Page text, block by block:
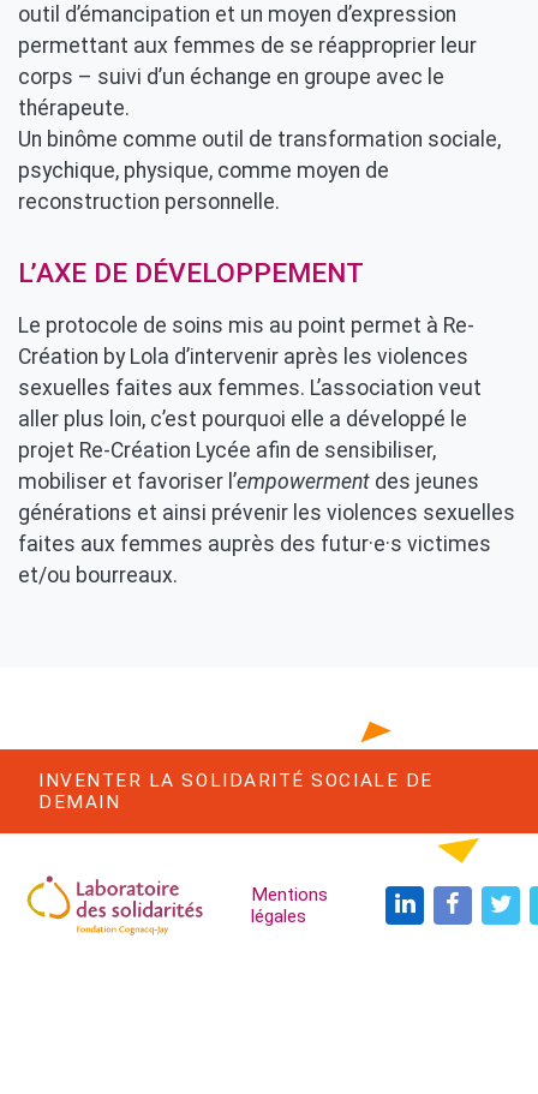
outil d’émancipation et un moyen d’expression
permettant aux femmes de se réapproprier leur
corps – suivi d’un échange en groupe avec le
thérapeute.
Un binôme comme outil de transformation sociale,
psychique, physique, comme moyen de
reconstruction personnelle.
L’AXE DE DÉVELOPPEMENT
Le protocole de soins mis au point permet à Re-
Création by Lola d’intervenir après les violences
sexuelles faites aux femmes. L’association veut
aller plus loin, c’est pourquoi elle a développé le
projet Re-Création Lycée afin de sensibiliser,
mobiliser et favoriser l’empowerment des jeunes
générations et ainsi prévenir les violences sexuelles
faites aux femmes auprès des futur·e·s victimes
et/ou bourreaux.
INVENTER LA SOLIDARITÉ SOCIALE DE
DEMAIN
Navigation Trois
Mentions
légales